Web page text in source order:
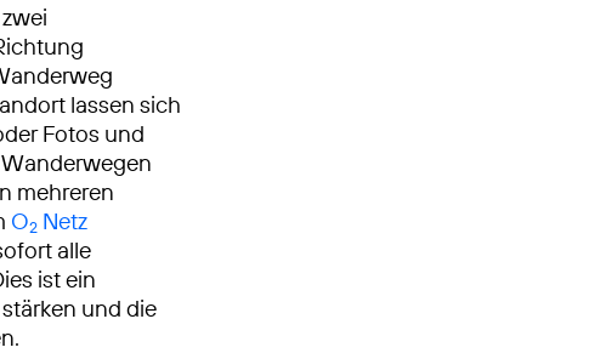
lassen sich
Fotos und
mehreren
O2 Netz
alle
ist ein
und die